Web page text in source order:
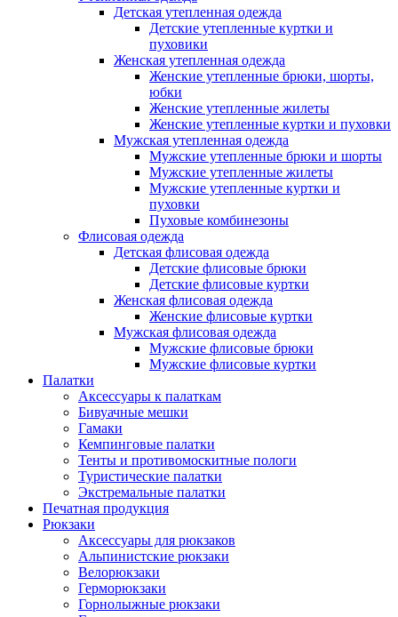
Детская утепленная одежда
Детские утепленные куртки и
пуховики
Женская утепленная одежда
Женские утепленные брюки, шорты,
юбки
Женские утепленные жилеты
Женские утепленные куртки и пуховки
Мужская утепленная одежда
Мужские утепленные брюки и шорты
Мужские утепленные жилеты
Мужские утепленные куртки и
пуховки
Пуховые комбинезоны
Флисовая одежда
Детская флисовая одежда
Детские флисовые брюки
Детские флисовые куртки
Женская флисовая одежда
Женские флисовые куртки
Мужская флисовая одежда
Мужские флисовые брюки
Мужские флисовые куртки
Палатки
Аксессуары к палаткам
Бивуачные мешки
Гамаки
Кемпинговые палатки
Тенты и противомоскитные пологи
Туристические палатки
Экстремальные палатки
Печатная продукция
Рюкзаки
Аксессуары для рюкзаков
Альпинистские рюкзаки
Велорюкзаки
Герморюкзаки
Горнолыжные рюкзаки